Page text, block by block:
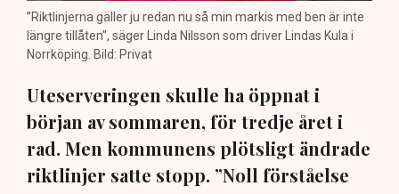
”Riktlinjerna gäller ju redan nu så min markis med ben är inte
längre tillåten”, säger Linda Nilsson som driver Lindas Kula i
Norrköping. Bild: Privat
Uteserveringen skulle ha öppnat i
början av sommaren, för tredje året i
rad. Men kommunens plötsligt ändrade
riktlinjer satte stopp. ”Noll förståelse